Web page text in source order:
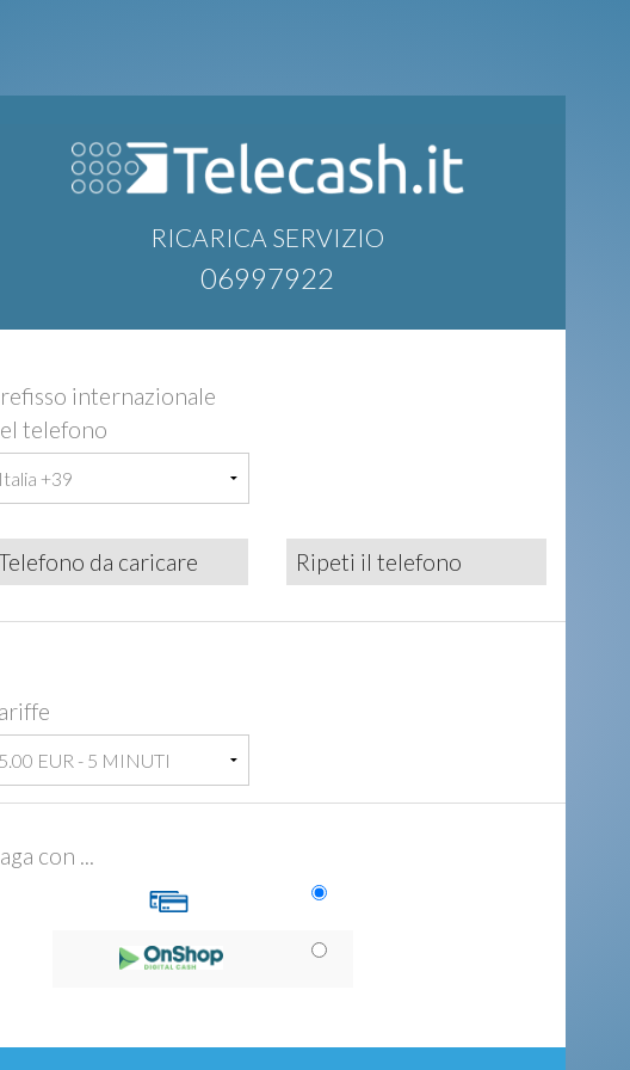
RICARICA SERVIZIO
06997922
internazionale
telefono
con ...